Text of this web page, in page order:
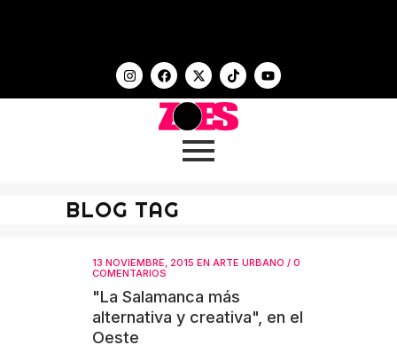
BLOG TAG
13 NOVIEMBRE, 2015 EN ARTE URBANO / 0
COMENTARIOS
"La Salamanca más
alternativa y creativa", en el
Oeste